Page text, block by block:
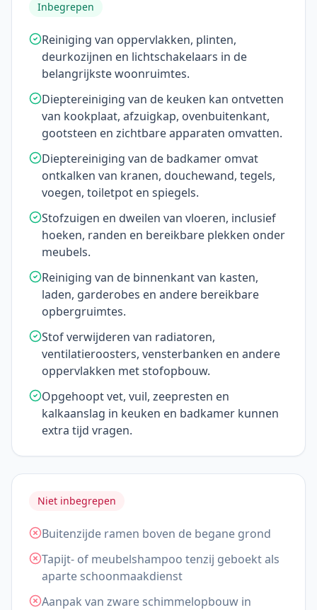
Inbegrepen
Reiniging van oppervlakken, plinten,
deurkozijnen en lichtschakelaars in de
belangrijkste woonruimtes.
Dieptereiniging van de keuken kan ontvetten
van kookplaat, afzuigkap, ovenbuitenkant,
gootsteen en zichtbare apparaten omvatten.
Dieptereiniging van de badkamer omvat
ontkalken van kranen, douchewand, tegels,
voegen, toiletpot en spiegels.
Stofzuigen en dweilen van vloeren, inclusief
hoeken, randen en bereikbare plekken onder
meubels.
Reiniging van de binnenkant van kasten,
laden, garderobes en andere bereikbare
opbergruimtes.
Stof verwijderen van radiatoren,
ventilatieroosters, vensterbanken en andere
oppervlakken met stofopbouw.
Opgehoopt vet, vuil, zeepresten en
kalkaanslag in keuken en badkamer kunnen
extra tijd vragen.
Niet inbegrepen
Buitenzijde ramen boven de begane grond
Tapijt- of meubelshampoo tenzij geboekt als
aparte schoonmaakdienst
Aanpak van zware schimmelopbouw in